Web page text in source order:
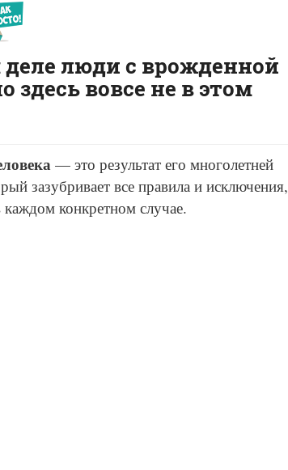
люди с врожденной
здесь вовсе не в этом
— это результат его многолетней
зазубривает все правила и исключения,
каждом конкретном случае.